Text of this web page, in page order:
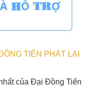
TIẾN PHÁT LẠI
của Đại Đồng Tiến